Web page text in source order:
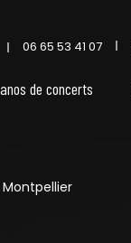
06 65 53 41 07
de concerts